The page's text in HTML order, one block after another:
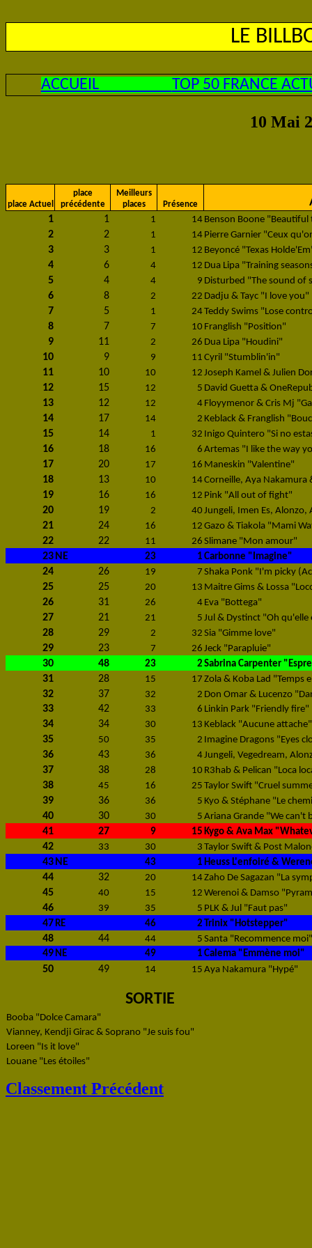
LE
ACCUEIL TOP 50 FRANCE
10 Mai
place Actuel
place
précédente
Meilleurs
places
Présence
1 1 1 14 Benson Boone "Beautiful
2 2 1 14 Pierre Garnier "Ceux
3 3 1 12 Beyoncé "Texas
4 6 4 12 Dua Lipa "Training
5 4 4 9 Disturbed "The sound of
6 8 2 22 Dadju & Tayc "I love you"
7 5 1 24Teddy Swims "Lose
8 7 7 10 Franglish "Position"
9 11 2 26 Dua Lipa "Houdini"
10 9 9 11 Cyril "Stumblin'in"
11 10 10 12 Joseph Kamel & Julien
12 15 12 5 David Guetta &
13 12 12 4 Floyymenor & Cris Mj
14 17 14 2 Keblack & Franglish
15 14 1 32 Inigo Quintero "Si no
16 18 16 6 Artemas "I like the way
17 20 17 16 Maneskin "Valentine"
18 13 10 14Corneille, Aya Nakamura
19 16 16 12 Pink "All out of fight"
20 19 2 40Jungeli, Imen Es, Alonzo,
21 24 16 12 Gazo & Tiakola "Mami
22 22 11 26 Slimane "Mon amour"
23 NE 23 1 Carbonne "Imagine"
24 26 19 7 Shaka Ponk "I'm picky
25 25 20 13 Maitre Gims & Lossa
26 31 26 4 Eva "Bottega"
27 21 21 5 Jul & Dystinct "Oh qu'elle
28 29 2 32 Sia "Gimme love"
29 23 7 26 Jeck "Parapluie"
30 48 23 2 Sabrina Carpenter
31 28 15 17 Zola & Koba Lad "Temps
32 37 32 2 Don Omar & Lucenzo
33 42 33 6 Linkin Park "Friendly fire"
34 34 30 13 Keblack "Aucune attache"
35 50 35 2 Imagine Dragons "Eyes
36 43 36 4Jungeli, Vegedream,
37 38 28 10 R3hab & Pelican "Loca
38 45 16 25 Taylor Swift "Cruel
39 36 36 5 Kyo & Stéphane "Le
40 30 30 5 Ariana Grande "We can't
41 27 9 15 Kygo & Ava Max
42 33 30 3 Taylor Swift & Post
43 NE 43 1 Heuss L'enfoiré &
44 32 20 14Zaho De Sagazan "La
45 40 15 12 Werenoi & Damso
46 39 35 5 PLK & Jul "Faut pas"
47RE 46 2 Trinix "Hotstepper"
48 44 44 5 Santa "Recommence moi"
49NE 49 1 Calema "Emmène moi"
50 49 14 15 Aya Nakamura "Hypé"
SORTIE
Booba "Dolce Camara"
Vianney, Kendji Girac & Soprano "Je suis fou"
Loreen "Is it love"
Louane "Les étoiles"
Classement Précédent